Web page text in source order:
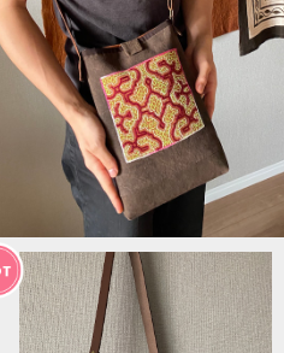
ポシェット 豪華刺繍のショルダーポ
シェット 赤と黄色特大 縦長ふかふ
か マグネットホック
¥15,000